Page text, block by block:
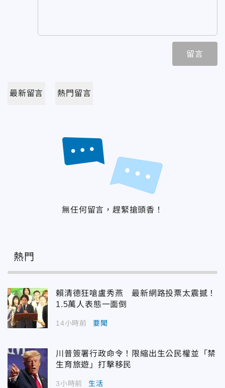
留言
最新留言 熱門留言
無任何留言，趕緊搶頭香！
熱門
賴清德狂嗆盧秀燕 最新網路投票太震撼！
1.5萬人表態一面倒
14小時前 要聞
川普簽署行政命令！限縮出生公民權並「禁
生育旅遊」打擊移民
3小時前 生活